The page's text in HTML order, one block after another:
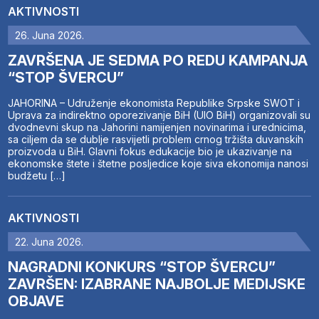
AKTIVNOSTI
26. Juna 2026.
ZAVRŠENA JE SEDMA PO REDU KAMPANJA
“STOP ŠVERCU”
JAHORINA – Udruženje ekonomista Republike Srpske SWOT i
Uprava za indirektno oporezivanje BiH (UIO BiH) organizovali su
dvodnevni skup na Jahorini namijenjen novinarima i urednicima,
sa ciljem da se dublje rasvijetli problem crnog tržišta duvanskih
proizvoda u BiH. Glavni fokus edukacije bio je ukazivanje na
ekonomske štete i štetne posljedice koje siva ekonomija nanosi
budžetu […]
AKTIVNOSTI
22. Juna 2026.
NAGRADNI KONKURS “STOP ŠVERCU”
ZAVRŠEN: IZABRANE NAJBOLJE MEDIJSKE
OBJAVE